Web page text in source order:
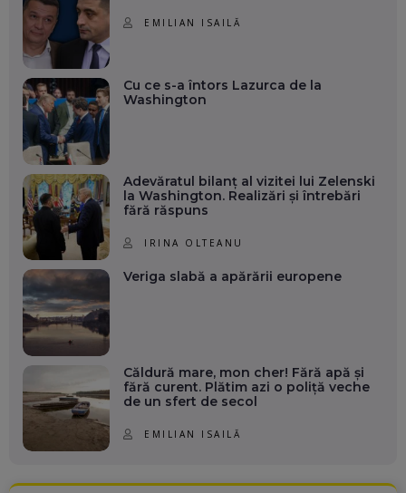
EMILIAN ISAILĂ
Cu ce s-a întors Lazurca de la
Washington
Adevăratul bilanț al vizitei lui Zelenski
la Washington. Realizări și întrebări
fără răspuns
IRINA OLTEANU
Veriga slabă a apărării europene
Căldură mare, mon cher! Fără apă și
fără curent. Plătim azi o poliță veche
de un sfert de secol
EMILIAN ISAILĂ